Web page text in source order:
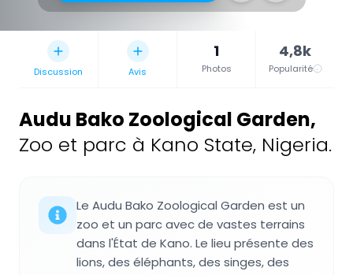
Discussion Avis
1
Photos
4,8k
Popularité
Audu Bako Zoological Garden,
Zoo et parc à Kano State, Nigeria.
Le Audu Bako Zoological Garden est un
zoo et un parc avec de vastes terrains
dans l'État de Kano. Le lieu présente des
lions, des éléphants, des singes, des